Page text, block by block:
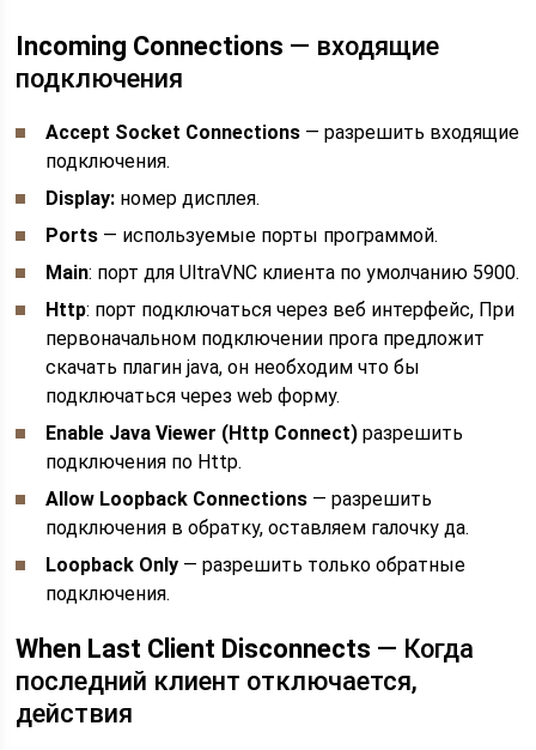
Incoming Connections — входящие
подключения
Accept Socket Connections — разрешить входящие
подключения.
Display: номер дисплея.
Ports — используемые порты программой.
Main: порт для UltraVNC клиента по умолчанию 5900.
Http: порт подключаться через веб интерфейс, При
первоначальном подключении прога предложит
скачать плагин java, он необходим что бы
подключаться через web форму.
Enable Java Viewer (Http Connect) разрешить
подключения по Http.
Allow Loopback Connections — разрешить
подключения в обратку, оставляем галочку да.
Loopback Only — разрешить только обратные
подключения.
When Last Client Disconnects — Когда
последний клиент отключается,
действия